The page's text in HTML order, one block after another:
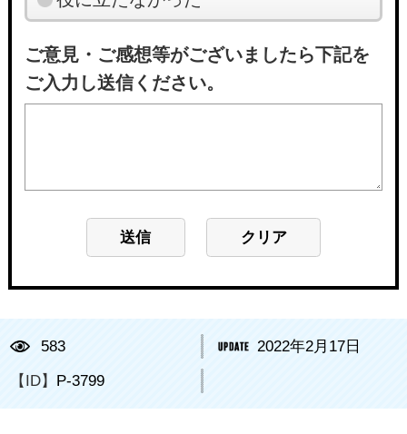
ご意見・ご感想等がございましたら下記を
ご入力し送信ください。
583 2022年2月17日
【ID】 P-3799